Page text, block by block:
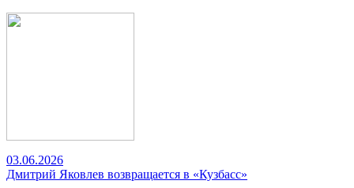
03.06.2026
Дмитрий Яковлев возвращается в «Кузбасс»